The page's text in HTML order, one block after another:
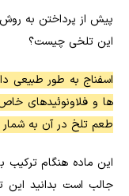
پیش از پرداختن به
این تلخی چیست؟
اسفناج به طور طبیعی
ها و فلاونوئیدهای
طعم تلخ در آن به
این ماده هنگام
جالب است بدانید این